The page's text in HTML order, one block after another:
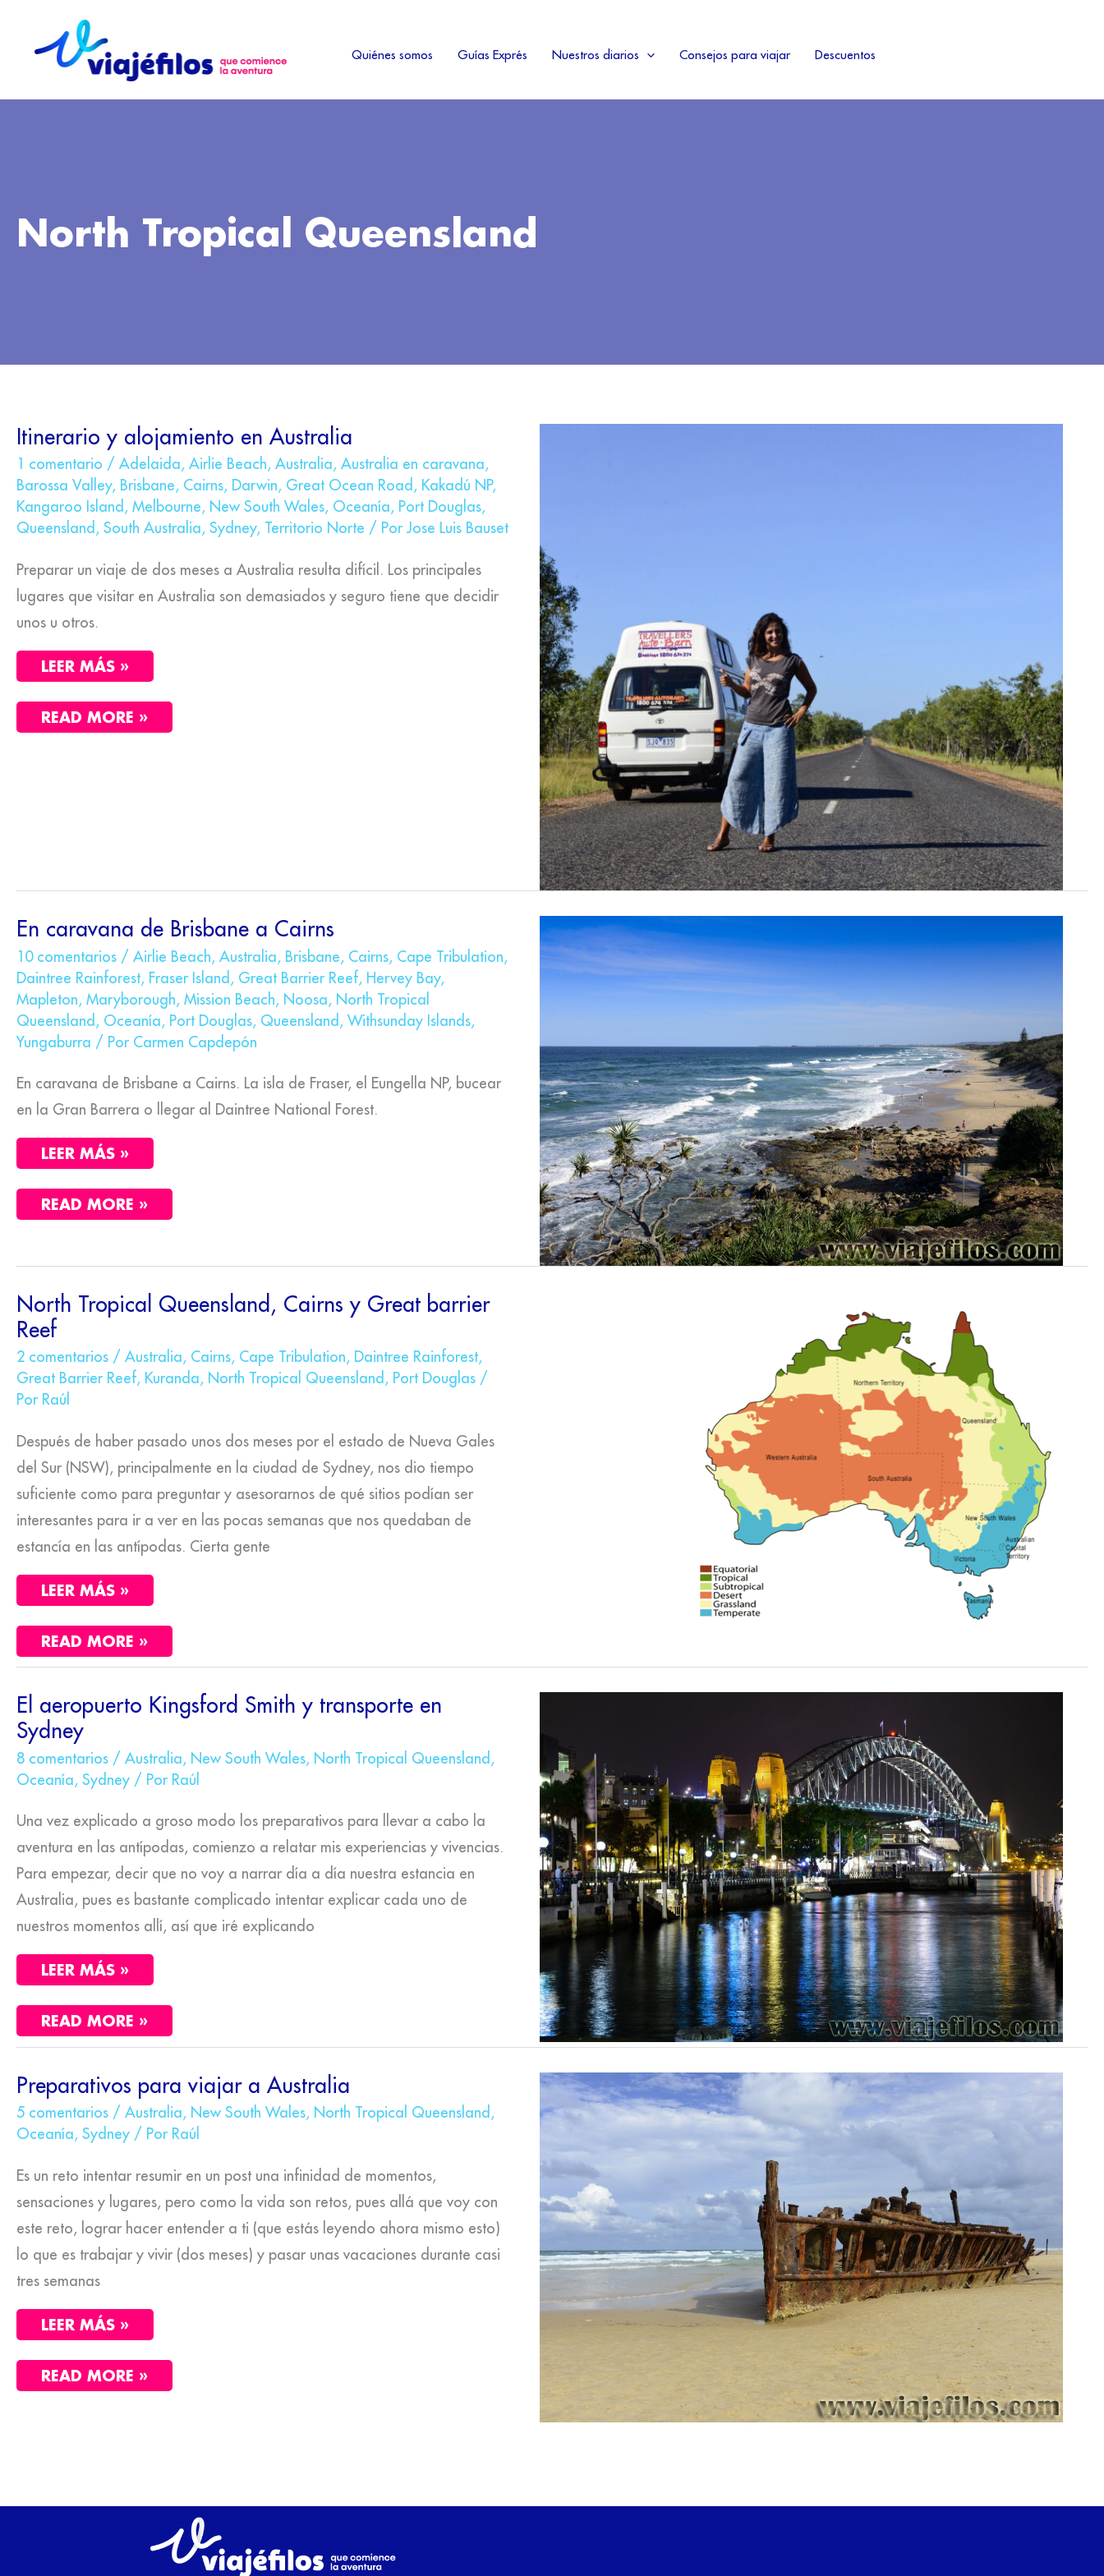
contenido
Quiénes somos Guías Exprés Nuestros diarios Consejos para viajar Descuentos
North Tropical Queensland
Itinerario y alojamiento en Australia
1 comentario / Adelaida, Airlie Beach, Australia, Australia en caravana,
Barossa Valley, Brisbane, Cairns, Darwin, Great Ocean Road , Kakadú NP,
Kangaroo Island , Melbourne, New South Wales, Oceanía, Port Douglas,
Queensland , South Australia, Sydney, Territorio Norte / Por Jose Luis Bauset
Preparar un viaje de dos meses a Australia resulta difícil. Los principales
lugares que visitar en Australia son demasiados y seguro tiene que decidir
unos u otros.
LEER MÁS »
ITINERARIO
Y
ALOJAMIENTO
EN
AUSTRALIA
READ MORE »
En caravana de Brisbane a Cairns
10 comentarios / Airlie Beach, Australia, Brisbane, Cairns, Cape Tribulation,
Daintree Rainforest, Fraser Island , Great Barrier Reef, Hervey Bay,
Mapleton, Maryborough, Mission Beach, Noosa, North Tropical
Queensland , Oceanía, Port Douglas, Queensland , Withsunday Islands,
Yungaburra / Por Carmen Capdepón
En caravana de Brisbane a Cairns. La isla de Fraser, el Eungella NP, bucear
en la Gran Barrera o llegar al Daintree National Forest.
LEER MÁS »
EN
CARAVANA
DE
BRISBANE
A
CAIRNS
READ MORE »
North Tropical Queensland, Cairns y Great barrier
Reef
2 comentarios / Australia, Cairns, Cape Tribulation, Daintree Rainforest,
Great Barrier Reef, Kuranda, North Tropical Queensland , Port Douglas /
Por Raúl
Después de haber pasado unos dos meses por el estado de Nueva Gales
del Sur (NSW), principalmente en la ciudad de Sydney, nos dio tiempo
suficiente como para preguntar y asesorarnos de qué sitios podían ser
interesantes para ir a ver en las pocas semanas que nos quedaban de
estancía en las antípodas. Cierta gente
LEER MÁS »
NORTH
TROPICAL
QUEENSLAND,
CAIRNS
Y
GREAT
BARRIER
REEF
READ MORE »
El aeropuerto Kingsford Smith y transporte en
Sydney
8 comentarios / Australia, New South Wales, North Tropical Queensland ,
Oceanía, Sydney / Por Raúl
Una vez explicado a groso modo los preparativos para llevar a cabo la
aventura en las antípodas, comienzo a relatar mis experiencias y vivencias.
Para empezar, decir que no voy a narrar día a día nuestra estancia en
Australia, pues es bastante complicado intentar explicar cada uno de
nuestros momentos allí, así que iré explicando
LEER MÁS »
EL
AEROPUERTO
KINGSFORD
SMITH
Y
TRANSPORTE
EN
READ MORE »
Preparativos para viajar a Australia
5 comentarios / Australia, New South Wales, North Tropical Queensland ,
Oceanía, Sydney / Por Raúl
Es un reto intentar resumir en un post una infinidad de momentos,
sensaciones y lugares, pero como la vida son retos, pues allá que voy con
este reto, lograr hacer entender a ti (que estás leyendo ahora mismo esto)
lo que es trabajar y vivir (dos meses) y pasar unas vacaciones durante casi
tres semanas
LEER MÁS »
PREPARATIVOS
PARA
VIAJAR
A
AUSTRALIA
READ MORE »